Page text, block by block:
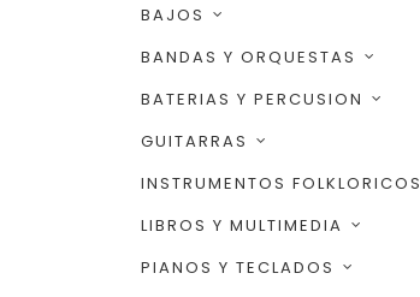
BAJOS
BANDAS Y ORQUESTAS
BATERIAS Y PERCUSION
GUITARRAS
INSTRUMENTOS FOLKLORICOS
LIBROS Y MULTIMEDIA
PIANOS Y TECLADOS